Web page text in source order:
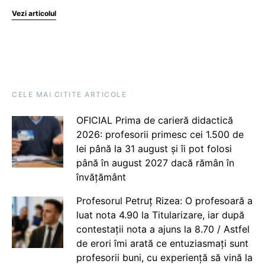
Vezi articolul
CELE MAI CITITE ARTICOLE
OFICIAL Prima de carieră didactică
2026: profesorii primesc cei 1.500 de
lei până la 31 august și îi pot folosi
până în august 2027 dacă rămân în
învățământ
Profesorul Petruț Rizea: O profesoară a
luat nota 4.90 la Titularizare, iar după
contestații nota a ajuns la 8.70 / Astfel
de erori îmi arată ce entuziasmați sunt
profesorii buni, cu experiență să vină la